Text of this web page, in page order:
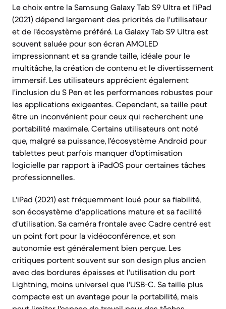
Le choix entre la Samsung Galaxy Tab S9 Ultra et l'iPad
(2021) dépend largement des priorités de l'utilisateur
et de l'écosystème préféré. La Galaxy Tab S9 Ultra est
souvent saluée pour son écran AMOLED
impressionnant et sa grande taille, idéale pour le
multitâche, la création de contenu et le divertissement
immersif. Les utilisateurs apprécient également
l'inclusion du S Pen et les performances robustes pour
les applications exigeantes. Cependant, sa taille peut
être un inconvénient pour ceux qui recherchent une
portabilité maximale. Certains utilisateurs ont noté
que, malgré sa puissance, l'écosystème Android pour
tablettes peut parfois manquer d'optimisation
logicielle par rapport à iPadOS pour certaines tâches
professionnelles.
L'iPad (2021) est fréquemment loué pour sa fiabilité,
son écosystème d'applications mature et sa facilité
d'utilisation. Sa caméra frontale avec Cadre centré est
un point fort pour la vidéoconférence, et son
autonomie est généralement bien perçue. Les
critiques portent souvent sur son design plus ancien
avec des bordures épaisses et l'utilisation du port
Lightning, moins universel que l'USB-C. Sa taille plus
compacte est un avantage pour la portabilité, mais